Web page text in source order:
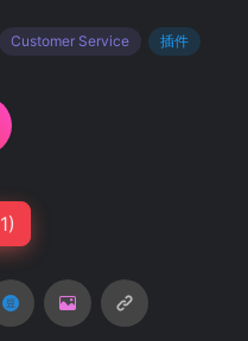
Customer Service 插件
1)